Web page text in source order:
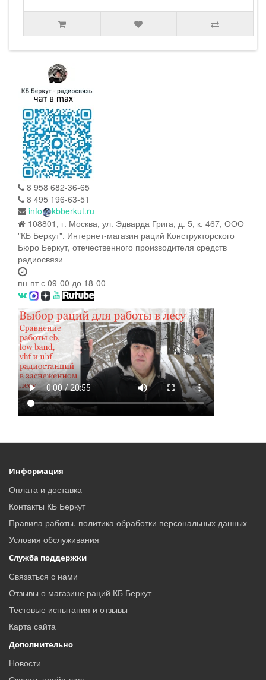
8 958 682-36-65
8 495 196-63-51
info
kbberkut.ru
108801, г. Москва, ул. Эдварда Грига, д. 5, к. 467, ООО
"КБ Беркут". Интернет-магазин раций Конструкторского
Бюро Беркут, отечественного производителя средств
радиосвязи
пн-пт с 09-00 до 18-00
Информация
Оплата и доставка
Контакты КБ Беркут
Правила работы, политика обработки персональных данных
Условия обслуживания
Служба поддержки
Связаться с нами
Отзывы о магазине раций КБ Беркут
Тестовые испытания и отзывы
Карта сайта
Дополнительно
Новости